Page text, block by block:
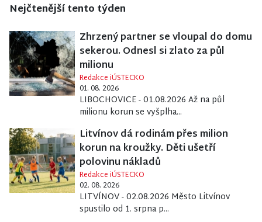
Nejčtenější tento týden
Zhrzený partner se vloupal do domu
sekerou. Odnesl si zlato za půl
milionu
Redakce iÚSTECKO
01. 08. 2026
LIBOCHOVICE - 01.08.2026 Až na půl
milionu korun se vyšplha...
Litvínov dá rodinám přes milion
korun na kroužky. Děti ušetří
polovinu nákladů
Redakce iÚSTECKO
02. 08. 2026
LITVÍNOV - 02.08.2026 Město Litvínov
spustilo od 1. srpna p...